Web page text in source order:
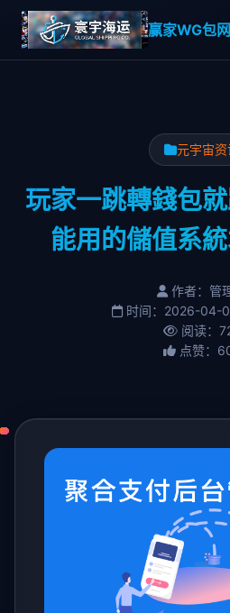
赢家WG包
元宇宙资
玩家一跳轉錢包
能用的儲值系
作者：管
时间：2026-04-
阅读：
点赞：